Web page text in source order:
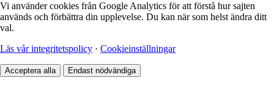
Vi använder cookies från Google Analytics för att förstå hur sajten
används och förbättra din upplevelse. Du kan när som helst ändra ditt
val.
Läs vår integritetspolicy · Cookieinställningar
Acceptera alla Endast nödvändiga